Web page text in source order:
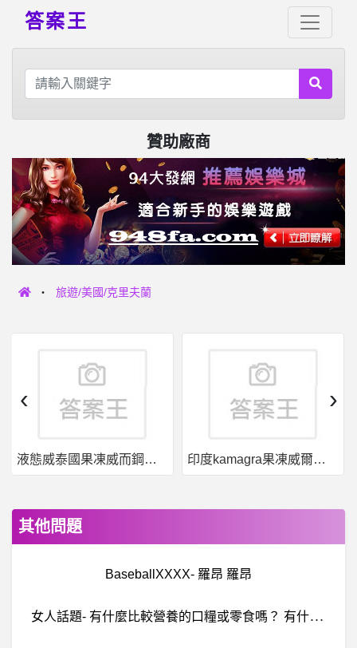
答案王
贊助廠商
旅遊/美國/克里夫蘭
液態威泰國果凍威而鋼哪裡買 印度kamagra果凍威爾剛用於治療男性勃起功能障礙
‹ ›
其他問題
BaseballXXXX- 羅昂 羅昂
女
人話題- 有什麼比較營養的口糧或零食嗎？ 有什麼比較營養的口糧或零食嗎？